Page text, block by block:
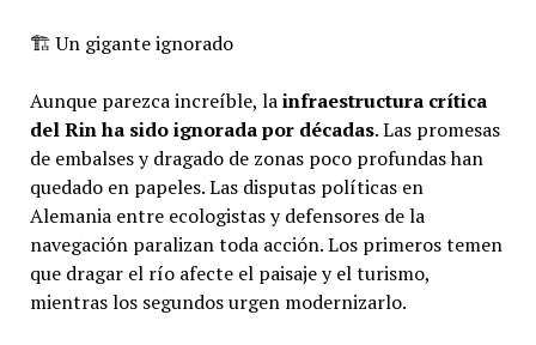
🏗️ Un gigante ignorado
Aunque parezca increíble, lainfraestructura crítica
del Rin ha sido ignorada por décadas. Las promesas
de embalses y dragado de zonas poco profundas han
quedado en papeles. Las disputas políticas en
Alemania entre ecologistas y defensores de la
navegación paralizan toda acción. Los primeros temen
que dragar el río afecte el paisaje y el turismo,
mientras los segundos urgen modernizarlo.